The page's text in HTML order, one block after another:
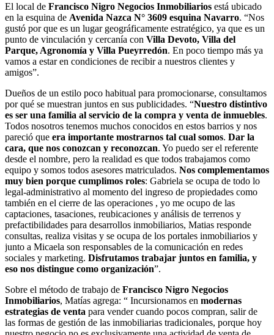
El local de Francisco Nigro Negocios Inmobiliarios está ubicado
en la esquina de Avenida Nazca N° 3609 esquina Navarro. “Nos
gustó por que es un lugar geográficamente estratégico, ya que es un
punto de vinculación y cercanía con Villa Devoto, Villa del
Parque, Agronomía y Villa Pueyrredón. En poco tiempo más ya
vamos a estar en condiciones de recibir a nuestros clientes y
amigos”.
Dueños de un estilo poco habitual para promocionarse, consultamos
por qué se muestran juntos en sus publicidades. “Nuestro distintivo
es ser una familia al servicio de la compra y venta de inmuebles.
Todos nosotros tenemos muchos conocidos en estos barrios y nos
pareció que era importante mostrarnos tal cual somos. Dar la
cara, que nos conozcan y reconozcan. Yo puedo ser el referente
desde el nombre, pero la realidad es que todos trabajamos como
equipo y somos todos asesores matriculados. Nos complementamos
muy bien porque cumplimos roles: Gabriela se ocupa de todo lo
legal-administrativo al momento del ingreso de propiedades como
también en el cierre de las operaciones , yo me ocupo de las
captaciones, tasaciones, reubicaciones y análisis de terrenos y
prefactibilidades para desarrollos inmobiliarios, Matias responde
consultas, realiza visitas y se ocupa de los portales inmobiliarios y
junto a Micaela son responsables de la comunicación en redes
sociales y marketing. Disfrutamos trabajar juntos en familia, y
eso nos distingue como organización”.
Sobre el método de trabajo de Francisco Nigro Negocios
Inmobiliarios, Matías agrega: “ Incursionamos en modernas
estrategias de venta para vender cuando pocos compran, salir de
las formas de gestión de las inmobiliarias tradicionales, porque hoy